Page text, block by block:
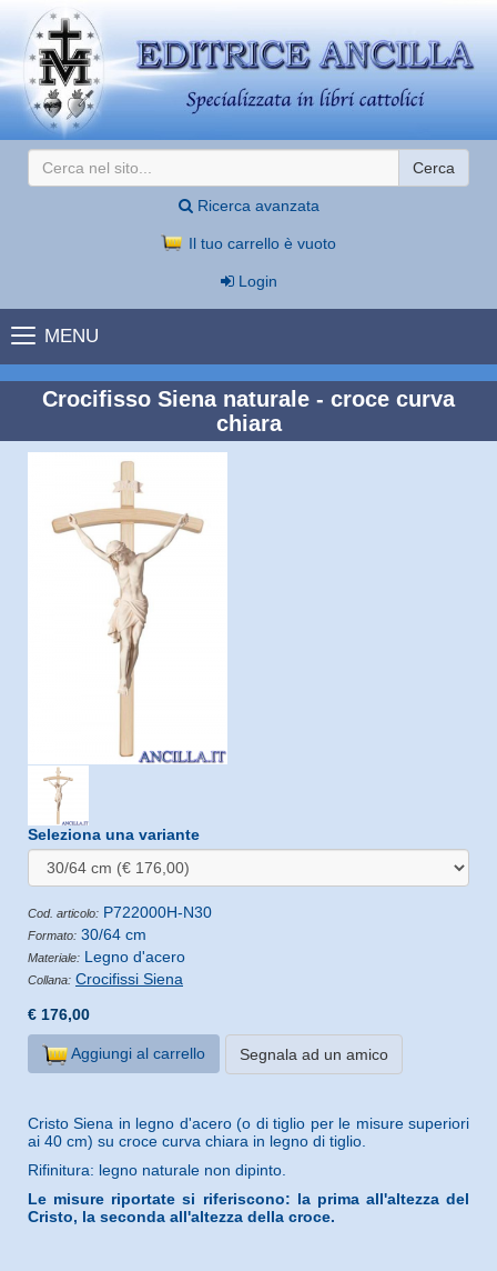
Cerca
Ricerca avanzata
Il tuo carrello è vuoto
Login
MENU
Crocifisso Siena naturale - croce curva
chiara
Seleziona una variante
Cod. articolo: P722000H-N30
Formato: 30/64 cm
Materiale: Legno d'acero
Collana: Crocifissi Siena
€ 176,00
Aggiungi al carrello Segnala ad un amico
Cristo Siena in legno d'acero (o di tiglio per le misure superiori
ai 40 cm) su croce curva chiara in legno di tiglio.
Rifinitura: legno naturale non dipinto.
Le misure riportate si riferiscono: la prima all'altezza del
Cristo, la seconda all'altezza della croce.